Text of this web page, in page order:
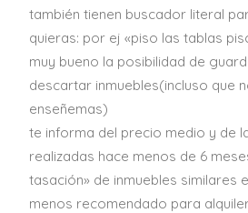
también tienen buscador literal
quieras: por ej «piso las tablas
muy bueno la posibilidad de
descartar inmuebles(incluso que
enseñemas)
te informa del precio medio y de
realizadas hace menos de 6
tasación» de inmuebles similares
menos recomendado para